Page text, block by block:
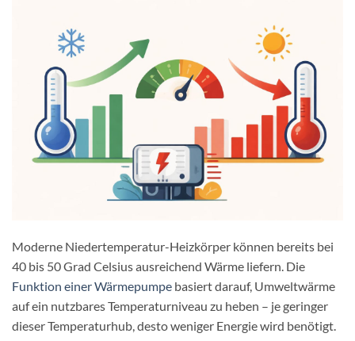
Moderne Niedertemperatur-Heizkörper können bereits bei
40 bis 50 Grad Celsius ausreichend Wärme liefern. Die
Funktion einer Wärmepumpe basiert darauf, Umweltwärme
auf ein nutzbares Temperaturniveau zu heben – je geringer
dieser Temperaturhub, desto weniger Energie wird benötigt.